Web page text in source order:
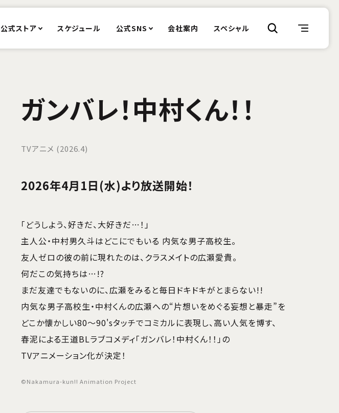
公式ストア スケジュール 公式SNS 会社案内 スペシャル
ガンバレ！中村くん！！
TVアニメ (2026.4)
2026年4月1日(水)より放送開始！
「どうしよう、好きだ、大好きだ…！」
主人公・中村男久斗はどこにでもいる 内気な男子高校生。
友人ゼロの彼の前に現れたのは、クラスメイトの広瀬愛貴。
何だこの気持ちは…!?
まだ友達でもないのに、広瀬をみると毎日ドキドキがとまらない!!
内気な男子高校生・中村くんの広瀬への“片想いをめぐる妄想と暴走”を
どこか懐かしい80〜90'sタッチでコミカルに表現し、高い人気を博す、
春泥による王道BLラブコメディ「ガンバレ！中村くん！！」の
TVアニメーション化が決定！
©Nakamura-kun!! Animation Project